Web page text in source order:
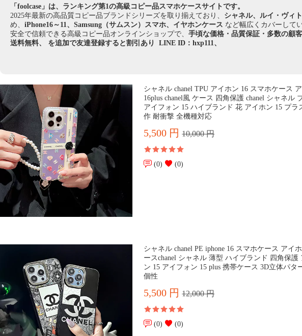
「foolcase」は、ランキング第1の高級コピー品スマホケースサイトです。
2025年最新の高品質コピー品ブランドシリーズを取り揃えており、 シャネル、ルイ・ヴィ
め、 iPhone16～11、Samsung（サムスン）スマホ、イヤホンケース など幅広くカバーして
安全で信頼できる高級コピー品オンラインショップで、 手頃な価格・品質保証・多数の顧
送料無料、 を追加で友達登録すると割引あり LINE ID：hxp111、
シャネル chanel TPU アイホン 16 スマホケース
16plus chanel風 ケース 四角保護 chanel シャネル
アイフォン 15 ハイブランド 花 アイホン 15 プラ
作 耐衝撃 全機種対応
5,500 円10,000 円
(0) (0)
シャネル chanel PE iphone 16 スマホケース アイ
ースchanel シャネル 薄型 ハイブランド 四角保護
ン 15 アイフォン 15 plus 携帯ケース 3D立体パタ
個性
5,500 円12,000 円
(0) (0)